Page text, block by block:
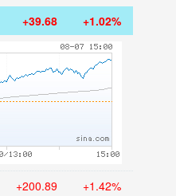
+39.68 +1.02%
+200.89 +1.42%